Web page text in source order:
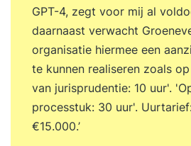
GPT-4, zegt voor mij al
daarnaast verwacht
organisatie hiermee een
te kunnen realiseren zoals
van jurisprudentie: 10 uur'.
processtuk: 30 uur'.
€15.000.’